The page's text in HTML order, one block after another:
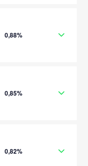
0,88%
0,85%
0,82%